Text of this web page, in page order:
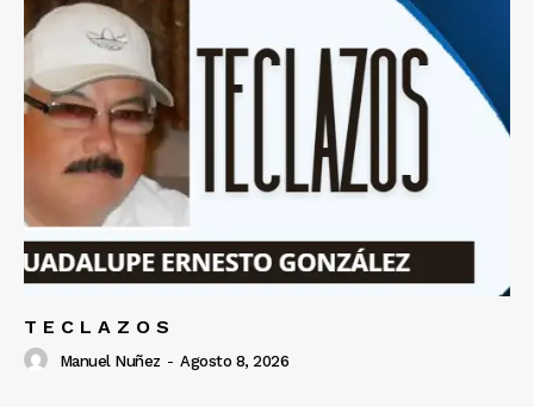
T E C L A Z O S
Manuel Nuñez - Agosto 8, 2026